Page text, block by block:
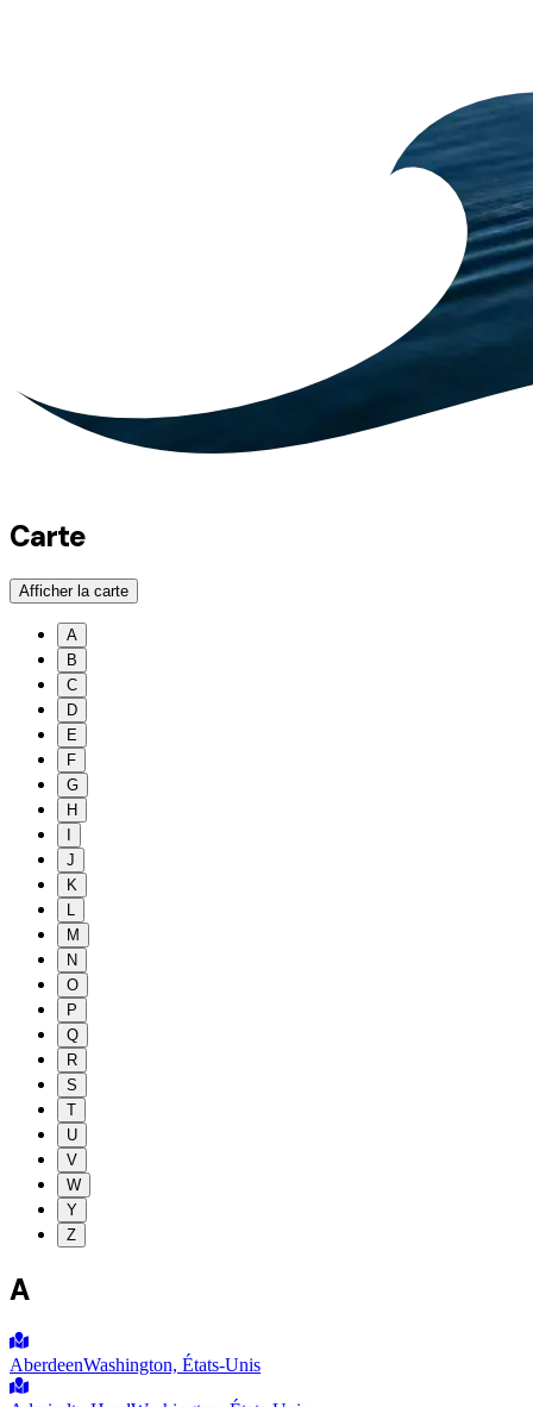
Carte
Afficher la carte
A
B
C
D
E
F
G
H
I
J
K
L
M
N
O
P
Q
R
S
T
U
V
W
Y
Z
A
AberdeenWashington, États-Unis